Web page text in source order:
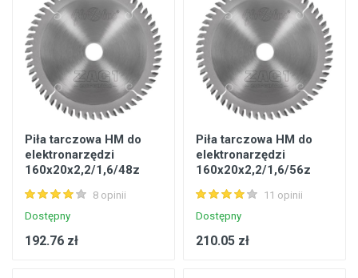
Piła tarczowa HM do
elektronarzędzi
160x20x2,2/1,6/48z
do zagłębiarek8 opinii
Dostępny
192.76 zł
Piła tarczowa HM do
elektronarzędzi
160x20x2,2/1,6/56z
do zagłębiarek11 opinii
Dostępny
210.05 zł